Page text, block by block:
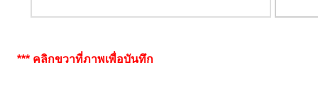
*** คลิกขวาที่ภาพเพื่อบันทึก